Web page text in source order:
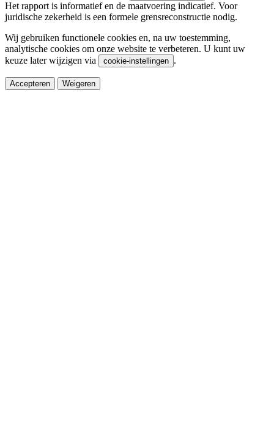
Het rapport is informatief en de maatvoering indicatief. Voor
juridische zekerheid is een formele grensreconstructie nodig.
Wij gebruiken functionele cookies en, na uw toestemming,
analytische cookies om onze website te verbeteren. U kunt uw
keuze later wijzigen via
cookie-instellingen .
Accepteren Weigeren